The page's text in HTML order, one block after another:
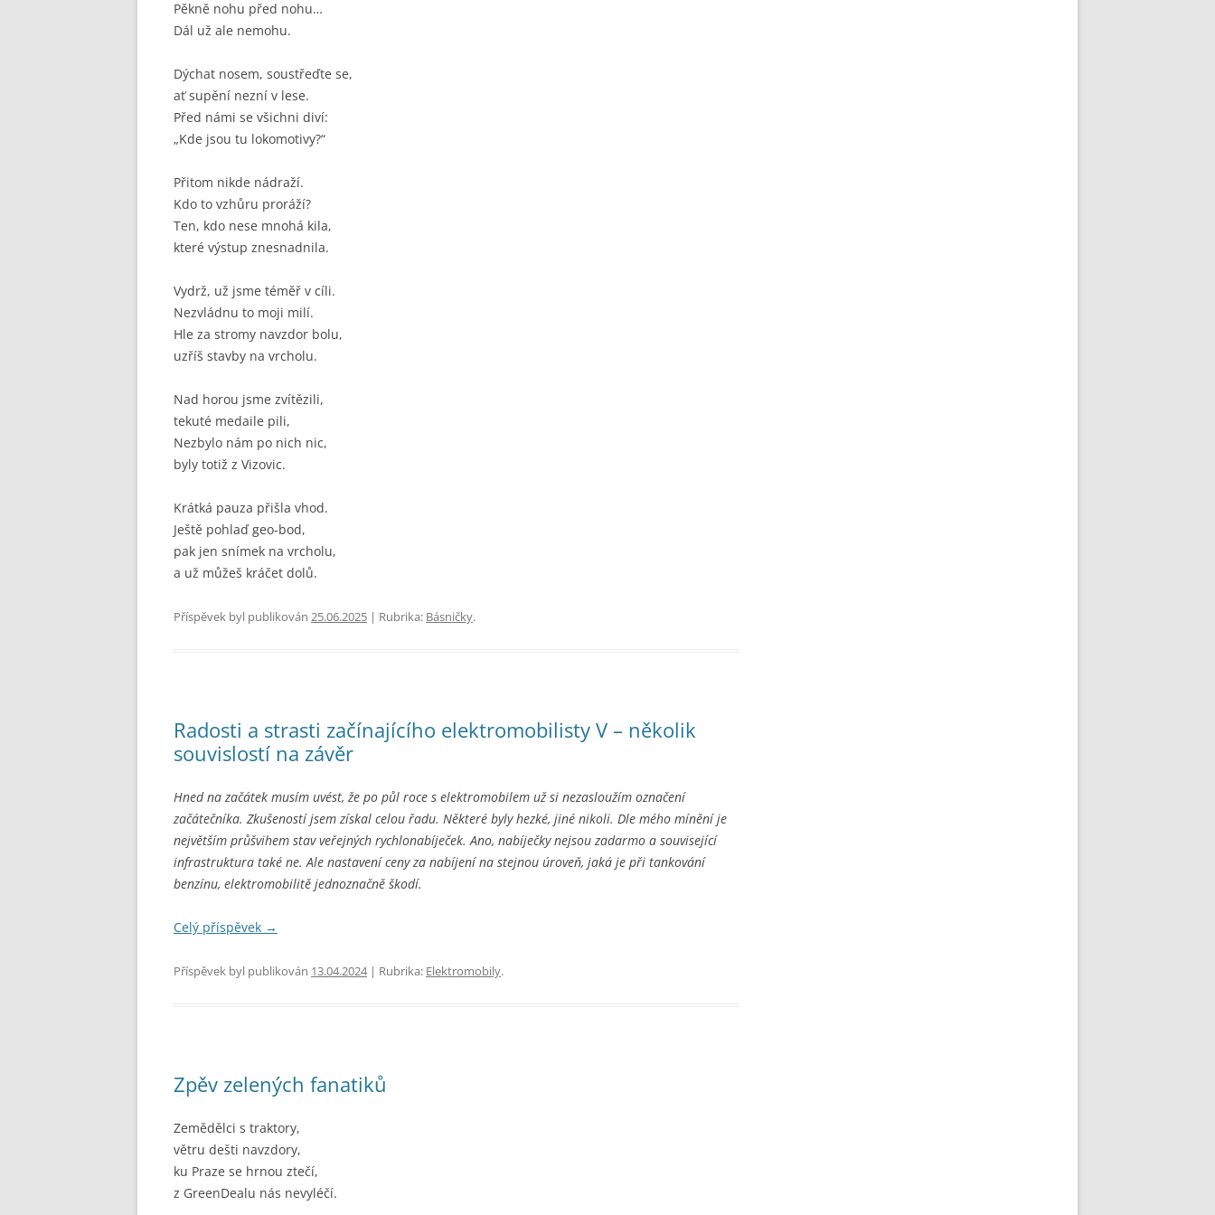
Pěkně nohu před nohu…
Dál už ale nemohu.
Dýchat nosem, soustřeďte se,
ať supění nezní v lese.
Před námi se všichni diví:
„Kde jsou tu lokomotivy?“
Přitom nikde nádraží.
Kdo to vzhůru proráží?
Ten, kdo nese mnohá kila,
které výstup znesnadnila.
Vydrž, už jsme téměř v cíli.
Nezvládnu to moji milí.
Hle za stromy navzdor bolu,
uzříš stavby na vrcholu.
Nad horou jsme zvítězili,
tekuté medaile pili,
Nezbylo nám po nich nic,
byly totiž z Vizovic.
Krátká pauza přišla vhod.
Ještě pohlaď geo-bod,
pak jen snímek na vrcholu,
a už můžeš kráčet dolů.
Příspěvek byl publikován 25.06.2025 | Rubrika: Básničky.
Radosti a strasti začínajícího elektromobilisty V – několik
souvislostí na závěr
Hned na začátek musím uvést, že po půl roce s elektromobilem už si nezasloužím označení
začátečníka. Zkušeností jsem získal celou řadu. Některé byly hezké, jiné nikoli. Dle mého mínění je
největším průšvihem stav veřejných rychlonabíječek. Ano, nabíječky nejsou zadarmo a související
infrastruktura také ne. Ale nastavení ceny za nabíjení na stejnou úroveň, jaká je při tankování
benzínu, elektromobilitě jednoznačně škodí.
Celý příspěvek →
Příspěvek byl publikován 13.04.2024| Rubrika: Elektromobily.
Zpěv zelených fanatiků
Zemědělci s traktory,
větru dešti navzdory,
ku Praze se hrnou ztečí,
z GreenDealu nás nevyléčí.